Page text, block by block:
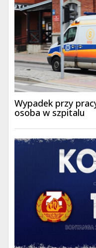
Wypadek przy
osoba w szpitalu